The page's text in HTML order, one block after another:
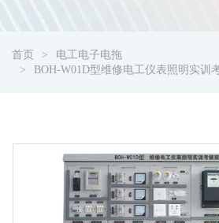
首页
电工电子电拖
BOH-W01D型维修电工仪表照明实训